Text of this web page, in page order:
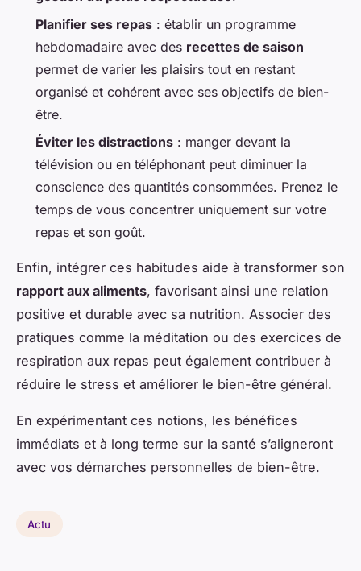
Planifier ses repas : établir un programme
hebdomadaire avec des recettes de saison
permet de varier les plaisirs tout en restant
organisé et cohérent avec ses objectifs de bien-
être.
Éviter les distractions : manger devant la
télévision ou en téléphonant peut diminuer la
conscience des quantités consommées. Prenez le
temps de vous concentrer uniquement sur votre
repas et son goût.
Enfin, intégrer ces habitudes aide à transformer son
rapport aux aliments, favorisant ainsi une relation
positive et durable avec sa nutrition. Associer des
pratiques comme la méditation ou des exercices de
respiration aux repas peut également contribuer à
réduire le stress et améliorer le bien-être général.
En expérimentant ces notions, les bénéfices
immédiats et à long terme sur la santé s’aligneront
avec vos démarches personnelles de bien-être.
Actu